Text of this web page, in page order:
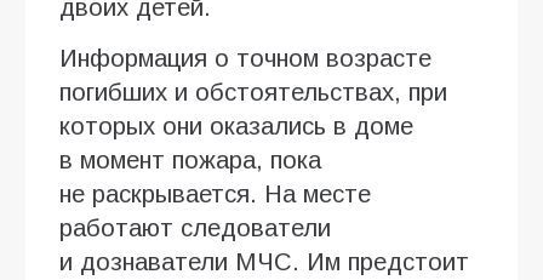
двоих детей.
Информация о точном возрасте
погибших и обстоятельствах, при
которых они оказались в доме
в момент пожара, пока
не раскрывается. На месте
работают следователи
и дознаватели МЧС. Им предстоит